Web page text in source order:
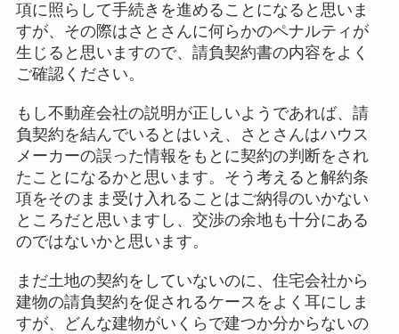
項に照らして手続きを進めることになると思いま
すが、その際はさとさんに何らかのペナルティが
生じると思いますので、請負契約書の内容をよく
ご確認ください。
もし不動産会社の説明が正しいようであれば、請
負契約を結んでいるとはいえ、さとさんはハウス
メーカーの誤った情報をもとに契約の判断をされ
たことになるかと思います。そう考えると解約条
項をそのまま受け入れることはご納得のいかない
ところだと思いますし、交渉の余地も十分にある
のではないかと思います。
まだ土地の契約をしていないのに、住宅会社から
建物の請負契約を促されるケースをよく耳にしま
すが、どんな建物がいくらで建つか分からないの